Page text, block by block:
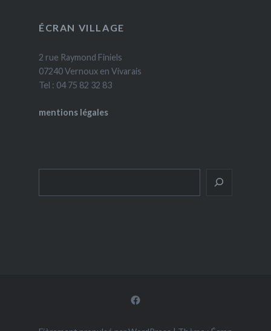
ÉCRAN VILLAGE
2 rue Raymond Finiels
07240 Vernoux en Vivarais
Tel : 04 75 82 32 83
mentions légales
Facebook